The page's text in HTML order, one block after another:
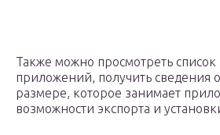
Также можно просмотреть
приложений, получить сведения
размере, которое занимает
возможности экспорта и